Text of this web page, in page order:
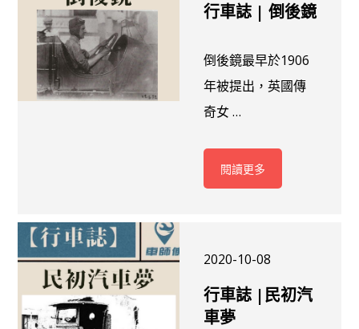
行車誌 | 倒後鏡
倒後鏡最早於1906
年被提出，英國傳
奇女 …
閱讀更多
2020-10-08
行車誌 |民初汽
車夢